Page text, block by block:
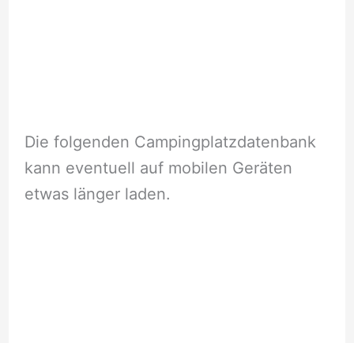
Die folgenden Campingplatzdatenbank
kann eventuell auf mobilen Geräten
etwas länger laden.